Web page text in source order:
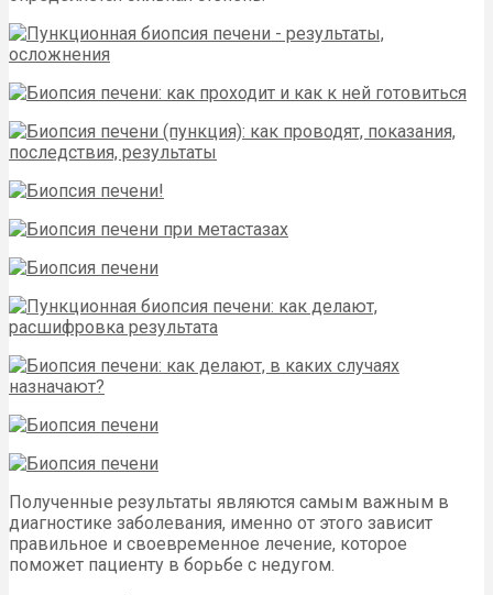
Полученные результаты являются самым важным в
диагностике заболевания, именно от этого зависит
правильное и своевременное лечение, которое
поможет пациенту в борьбе с недугом.